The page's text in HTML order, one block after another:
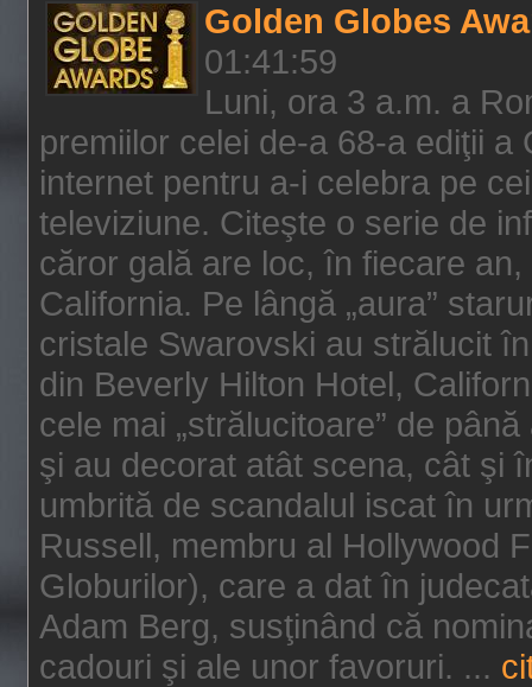
Golden Globes
01:41:59
Luni, ora 3 a.m. a
premiilor celei de-a 68-a ediţii
internet pentru a-i celebra pe
televiziune. Citeşte o serie de
căror gală are loc, în fiecare
California. Pe lângă „aura”
cristale Swarovski au strălucit
din Beverly Hilton Hotel,
cele mai „strălucitoare” de
şi au decorat atât scena, cât şi
umbrită de scandalul iscat în
Russell, membru al Hollywood
Globurilor), care a dat în
Adam Berg, susţinând că
cadouri şi ale unor favoruri. ...